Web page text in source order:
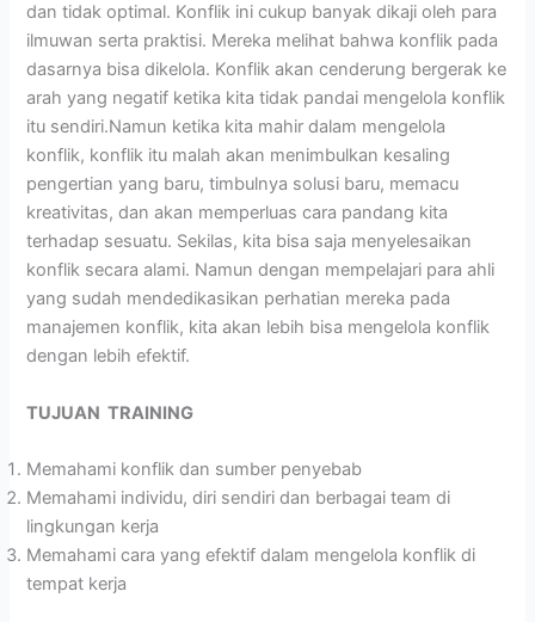
dan tidak optimal. Konflik ini cukup banyak dikaji oleh para
ilmuwan serta praktisi. Mereka melihat bahwa konflik pada
dasarnya bisa dikelola. Konflik akan cenderung bergerak ke
arah yang negatif ketika kita tidak pandai mengelola konflik
itu sendiri.Namun ketika kita mahir dalam mengelola
konflik, konflik itu malah akan menimbulkan kesaling
pengertian yang baru, timbulnya solusi baru, memacu
kreativitas, dan akan memperluas cara pandang kita
terhadap sesuatu. Sekilas, kita bisa saja menyelesaikan
konflik secara alami. Namun dengan mempelajari para ahli
yang sudah mendedikasikan perhatian mereka pada
manajemen konflik, kita akan lebih bisa mengelola konflik
dengan lebih efektif.
TUJUAN TRAINING
Memahami konflik dan sumber penyebab
Memahami individu, diri sendiri dan berbagai team di
lingkungan kerja
Memahami cara yang efektif dalam mengelola konflik di
tempat kerja